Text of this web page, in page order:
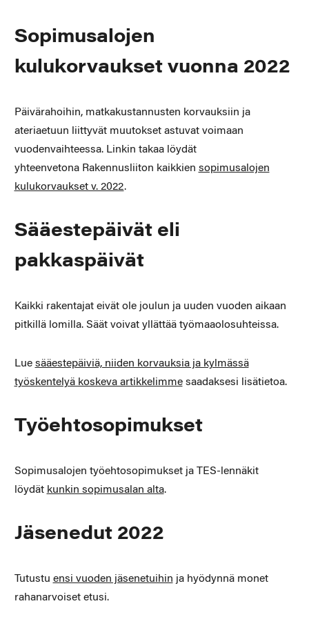
Sopimusalojen
kulukorvaukset vuonna 2022
Päivärahoihin, matkakustannusten korvauksiin ja
ateriaetuun liittyvät muutokset astuvat voimaan
vuodenvaihteessa. Linkin takaa löydät
yhteenvetona Rakennusliiton kaikkien sopimusalojen
kulukorvaukset v. 2022.
Sääestepäivät eli
pakkaspäivät
Kaikki rakentajat eivät ole joulun ja uuden vuoden aikaan
pitkillä lomilla. Säät voivat yllättää työmaaolosuhteissa.
Lue sääestepäiviä, niiden korvauksia ja kylmässä
työskentelyä koskeva artikkelimmesaadaksesi lisätietoa.
Työehtosopimukset
Sopimusalojen työehtosopimukset ja TES-lennäkit
löydät kunkin sopimusalan alta.
Jäsenedut 2022
Tutustu ensi vuoden jäsenetuihin ja hyödynnä monet
rahanarvoiset etusi.